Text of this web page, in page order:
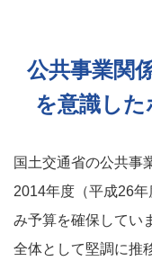
公共事業関
を意識し
国土交通省の公共事
2014年度（平成26
み予算を確保してい
全体として堅調に推